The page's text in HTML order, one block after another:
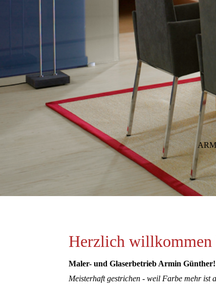
Herzlich willkommen
Maler- und Glaserbetrieb Armin Günther!
Meisterhaft gestrichen - weil Farbe mehr ist